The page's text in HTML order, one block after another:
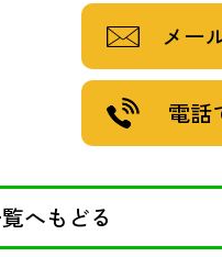
メー
電話
へもどる